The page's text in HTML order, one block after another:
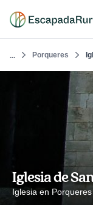
... Porqueres
Iglesia de
Iglesia en Porqueres